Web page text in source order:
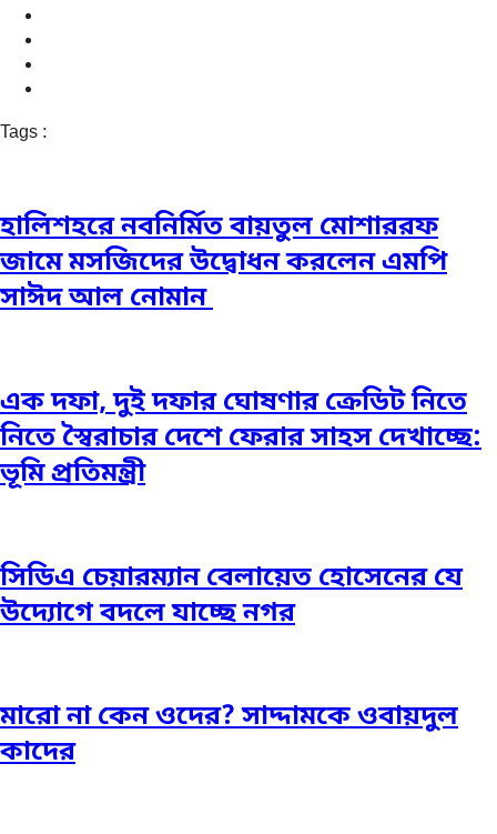
Tags :
হালিশহরে নবনির্মিত বায়তুল মোশাররফ
জামে মসজিদের উদ্বোধন করলেন এমপি
সাঈদ আল নোমান ‎
এক দফা, দুই দফার ঘোষণার ক্রেডিট নিতে
নিতে স্বৈরাচার দেশে ফেরার সাহস দেখাচ্ছে:
ভূমি প্রতিমন্ত্রী
সিডিএ চেয়ারম্যান বেলায়েত হোসেনের যে
উদ্যোগে বদলে যাচ্ছে নগর
মারো না কেন ওদের? সাদ্দামকে ওবায়দুল
কাদের